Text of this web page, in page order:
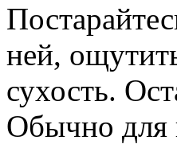
ней,
сухость.
Обычно для